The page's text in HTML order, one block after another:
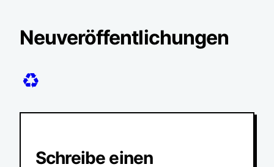
Neuveröffentlichungen
♻️
Schreibe einen